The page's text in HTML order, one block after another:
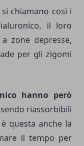
chiamano così i
il loro
zone depresse,
per gli zigomi
hanno però
riassorbibili
questa anche la
il tempo per